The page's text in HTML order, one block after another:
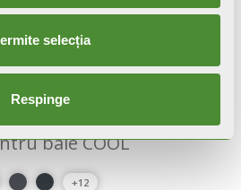
selecția
Respinge
baie COOL
+12